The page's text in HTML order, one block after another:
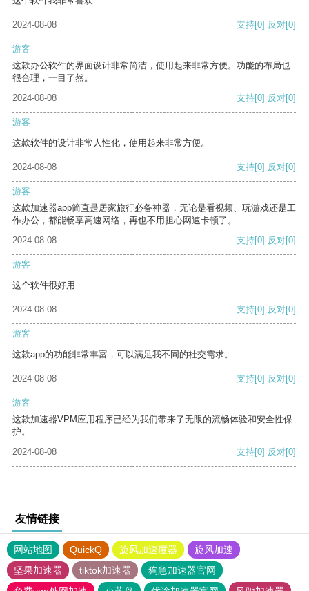
2024-08-08 支持[0] 反对[0]
游客
这款办公软件的界面设计非常简洁，使用起来非常方便。功能的布局也
很合理，一目了然。
2024-08-08
支持[0] 反对[0]
游客
这款软件的设计非常人性化，使用起来非常方便。
2024-08-08 支持[0] 反对[0]
游客
这款加速器app简直是居家旅行必备神器，无论是看视频、玩游戏还是工
作办公，都能畅享高速网络，再也不用担心网速卡顿了。
2024-08-08
支持[0] 反对[0]
游客
这个软件很好用
2024-08-08 支持[0] 反对[0]
游客
这款app的功能非常丰富，可以满足我不同的社交需求。
2024-08-08 支持[0] 反对[0]
游客
这款加速器VPM应用程序已经为我们带来了无限的流畅体验和安全性保
护。
2024-08-08
支持[0] 反对[0]
友情链接
网站地图 QuickQ 旋风加速度器
旋风加速
坚果加速器
tiktok加速器
狗急加速器官网